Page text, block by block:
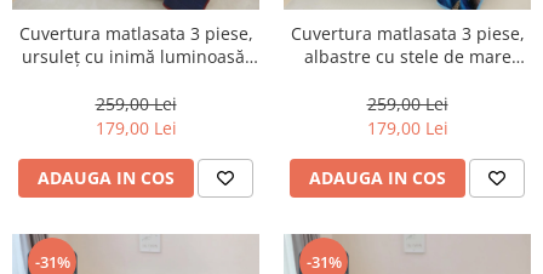
Cuvertura matlasata 3 piese,
ursuleț cu inimă luminoasă-
259,00 Lei
179,00 Lei
ADAUGA IN COS
Cuvertura matlasata 3 piese,
albastre cu stele de mare
259,00 Lei
179,00 Lei
ADAUGA IN COS
-31% -31%